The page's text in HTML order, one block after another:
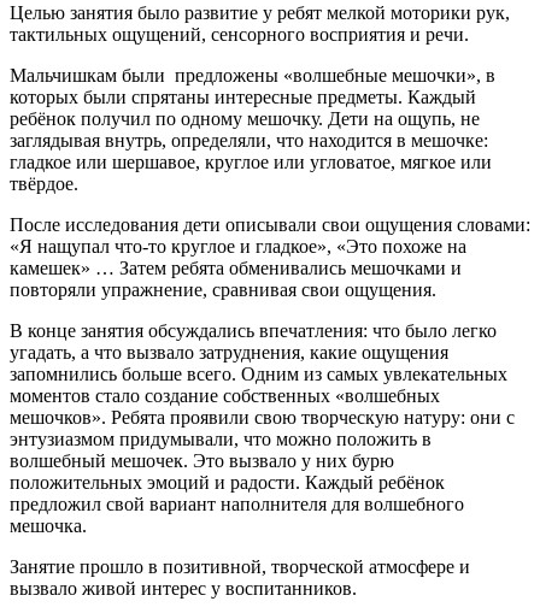
Целью занятия было развитие у ребят мелкой моторики рук,
тактильных ощущений, сенсорного восприятия и речи.
Мальчишкам были предложены «волшебные мешочки», в
которых были спрятаны интересные предметы. Каждый
ребёнок получил по одному мешочку. Дети на ощупь, не
заглядывая внутрь, определяли, что находится в мешочке:
гладкое или шершавое, круглое или угловатое, мягкое или
твёрдое.
После исследования дети описывали свои ощущения словами:
«Я нащупал что-то круглое и гладкое», «Это похоже на
камешек» … Затем ребята обменивались мешочками и
повторяли упражнение, сравнивая свои ощущения.
В конце занятия обсуждались впечатления: что было легко
угадать, а что вызвало затруднения, какие ощущения
запомнились больше всего. Одним из самых увлекательных
моментов стало создание собственных «волшебных
мешочков». Ребята проявили свою творческую натуру: они с
энтузиазмом придумывали, что можно положить в
волшебный мешочек. Это вызвало у них бурю
положительных эмоций и радости. Каждый ребёнок
предложил свой вариант наполнителя для волшебного
мешочка.
Занятие прошло в позитивной, творческой атмосфере и
вызвало живой интерес у воспитанников.